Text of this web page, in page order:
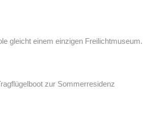
gleicht einem einzigen Freilichtmuseum.
zur Sommerresidenz